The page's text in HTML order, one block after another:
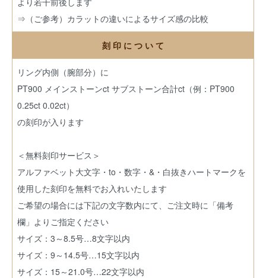
⇒（ご参考）カラットの違いによるサイズ感の比較
刻 印 に つ い て
リング内側（腕部分）に
PT900 メインストーンct サブストーン合計ct（例：PT900
0.25ct 0.02ct）
の刻印が入ります
＜無料刻印サービス＞
アルファベット大文字・to・数字・&・白抜きハートマークを
使用した刻印を無料でお入れいたします
ご希望の場合には下記の文字数内にて、ご注文時に「備考
欄」よりご指定ください
サイズ：3～8.5号…8文字以内
サイズ：9～14.5号…15文字以内
サイズ：15～21.0号…22文字以内